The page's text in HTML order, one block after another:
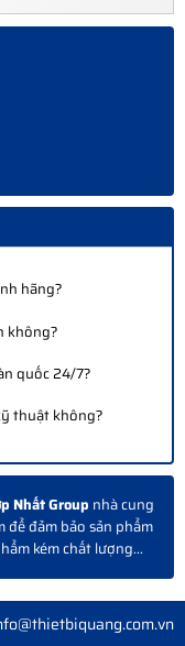
hãng?
không?
quốc 24/7?
thuật không?
Nhất Group nhà cung
đảm bảo sản phẩm
kém chất lượng...